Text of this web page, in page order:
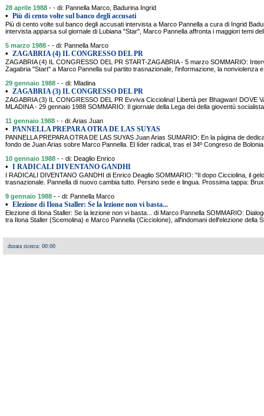
28 aprile 1988 - - di: Pannella Marco, Badurina Ingrid
• Più di cento volte sul banco degli accusati
Più di cento volte sul banco degli accusati intervista a Marco Pannella a cura di Ingrid
intervista apparsa sul giornale di Lubiana "Star", Marco Pannella affronta i maggiori temi
5 marzo 1988 - - di: Pannella Marco
• ZAGABRIA (4) IL CONGRESSO DEL PR
ZAGABRIA (4) IL CONGRESSO DEL PR START-ZAGABRIA - 5 marzo SOMMARIO:
Zagabria "Start" a Marco Pannella sul partito trasnazionale, l'informazione, la nonviolenza
29 gennaio 1988 - - di: Mladina
• ZAGABRIA (3) IL CONGRESSO DEL PR
ZAGABRIA (3) IL CONGRESSO DEL PR Evviva Cicciolina! Libertà per Bhagwan! DOVE
MLADINA - 29 gennaio 1988 SOMMARIO: Il giornale della Lega dei della gioventù
11 gennaio 1988 - - di: Arias Juan
• PANNELLA PREPARA OTRA DE LAS SUYAS
PANNELLA PREPARA OTRA DE LAS SUYAS Juan Arias SUMARIO: En la pàgina de
fondo de Juan Arias sobre Marco Pannella. El líder radical, tras el 34º Congreso de
10 gennaio 1988 - - di: Deaglio Enrico
• I RADICALI DIVENTANO GANDHI
I RADICALI DIVENTANO GANDHI di Enrico Deaglio SOMMARIO: "Il dopo Cicciolina, il
trasnazionale. Pannella di nuovo cambia tutto. Persino sede e lingua. Prossima tappa:
9 gennaio 1988 - - di: Pannella Marco
• Elezione di Ilona Staller: Se la lezione non vi basta...
Elezione di Ilona Staller: Se la lezione non vi basta... di Marco Pannella SOMMARIO:
tra Ilona Staller (Scemolina) e Marco Pannella (Cicciolone), all'indomani dell'elezione della
durata ricerca: 00:00